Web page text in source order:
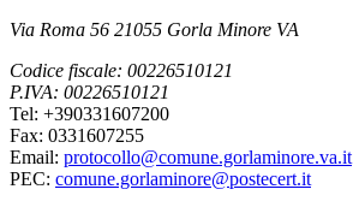
Via Roma 56 21055 Gorla Minore VA
Codice fiscale: 00226510121
P.IVA: 00226510121
Tel: +390331607200
Fax: 0331607255
Email: protocollo@comune.gorlaminore.va.it
PEC: comune.gorlaminore@postecert.it